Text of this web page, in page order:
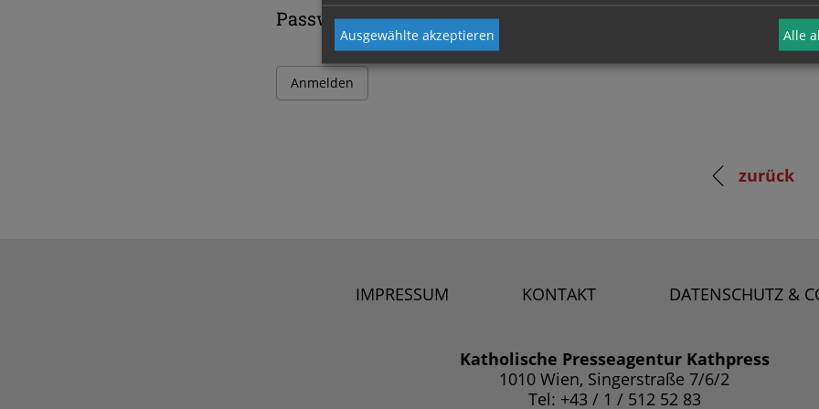
Passwort
zurück
IMPRESSUM KONTAKT DATENSCHUTZ &
Katholische Presseagentur Kathpress
1010 Wien, Singerstraße 7/6/2
Tel: +43 / 1 / 512 52 83
Ausgewählte akzeptieren Alle